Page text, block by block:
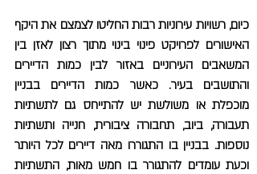
כיום, רשויות עירוניות רבות החליטו לצמצם את היקף
האישורים לפרויקט פינוי בינוי מתוך רצון לאזן בין
המשאבים העירוניים באזור לבין כמות הדיירים
והתושבים בעיר. כאשר כמות הדיירים בבניין
מוכפלת או משולשת יש להתייחס גם לתשתיות
תעבורה, ביוב, תחבורה ציבורית, חנייה ותשתיות
נוספות. בבניין בו התגוררו מאה דיירים לכל היותר
וכעת עומדים להתגורר בו חמש מאות, התשתיות